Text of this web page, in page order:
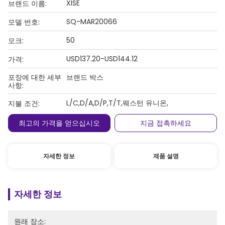
브랜드 이름:
XISE
모델 번호:
SQ-MAR20066
모크:
50
가격:
USD137.20-USD144.12
포장에 대한 세부
사항:
브랜드 박스
지불 조건:
L/C,D/A,D/P,T/T,웨스턴 유니온,
최고의 가격을 얻으십시오
지금 접촉하세요
자세한 정보 제품 설명
자세한 정보
원래 장소: